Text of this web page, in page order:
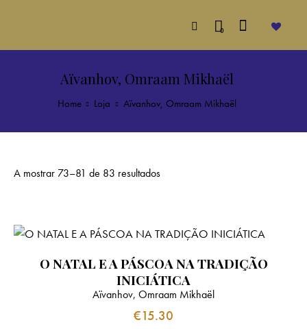
0
Aïvanhov, Omraam Mikhaël
Home Loja Aïvanhov, Omraam Mikhaël
A mostrar 73–81 de 83 resultados
O NATAL E A PÁSCOA NA TRADIÇÃO
INICIÁTICA
Aïvanhov, Omraam Mikhaël
€15.30